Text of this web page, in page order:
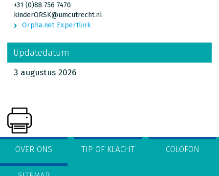
+31 (0)88 756 7470
kinderORSK@umcutrecht.nl
Orpha.net Expertlink
Updatedatum
3 augustus 2026
OVER ONS TIP OF KLACHT COLOFON